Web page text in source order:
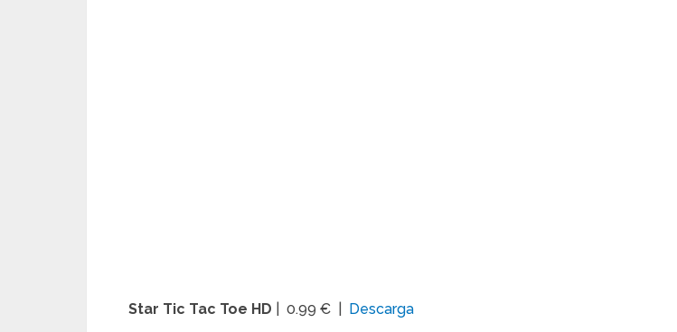
Star Tic Tac Toe HD | 0.99 € | Descarga